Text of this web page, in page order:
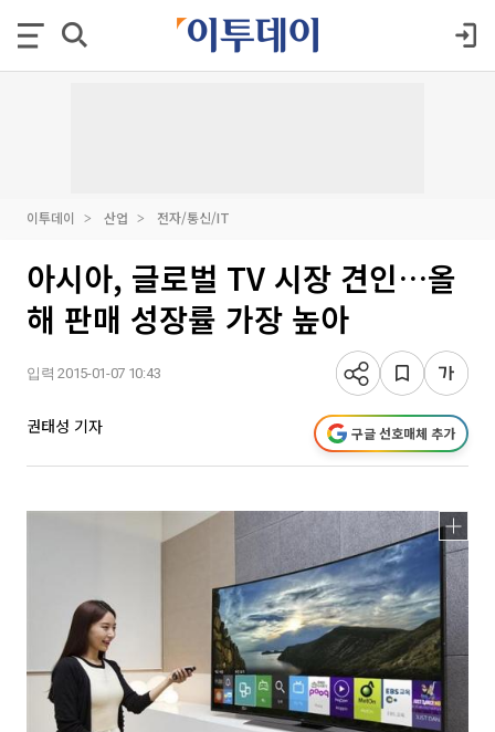
이투데이 산업 전자/통신/IT
아시아, 글로벌 TV 시장 견인…올
해 판매 성장률 가장 높아
입력 2015-01-07 10:43
권태성 기자 구글 선호매체 추가